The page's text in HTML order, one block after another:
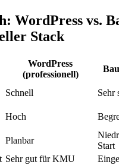
WordPress vs.
Stack
WordPress
(professionell)
Schnell Sehr
Hoch
Planbar
Start
Sehr gut für KMU